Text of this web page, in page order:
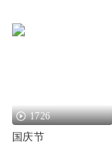
1726
国庆节